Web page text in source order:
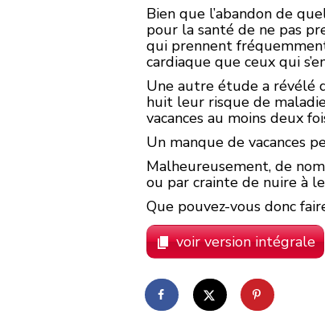
Bien que l’abandon de
pour la santé de ne pas
qui prennent
cardiaque que ceux qui
Une autre étude a révélé
huit leur risque de
vacances au moins deux
Un manque de vacances
Malheureusement, de
ou par crainte de nuire à
Que pouvez-vous donc
voir version intégrale